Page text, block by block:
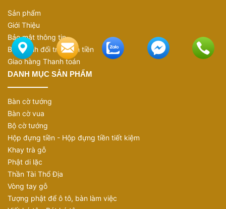
Sản phẩm
Giới Thiệu
Bảo mật thông tin
Bảo hành đổi trả hoàn tiền
Giao hàng Thanh toán
DANH MỤC SẢN PHẨM
Bàn cờ tướng
Bàn cờ vua
Bộ cờ tướng
Hộp đựng tiền - Hộp đựng tiền tiết kiệm
Khay trà gỗ
Phật di lặc
Thần Tài Thổ Địa
Vòng tay gỗ
Tượng phật để ô tô, bàn làm việc